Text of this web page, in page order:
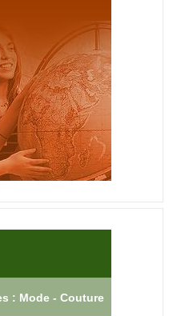
: Mode - Couture